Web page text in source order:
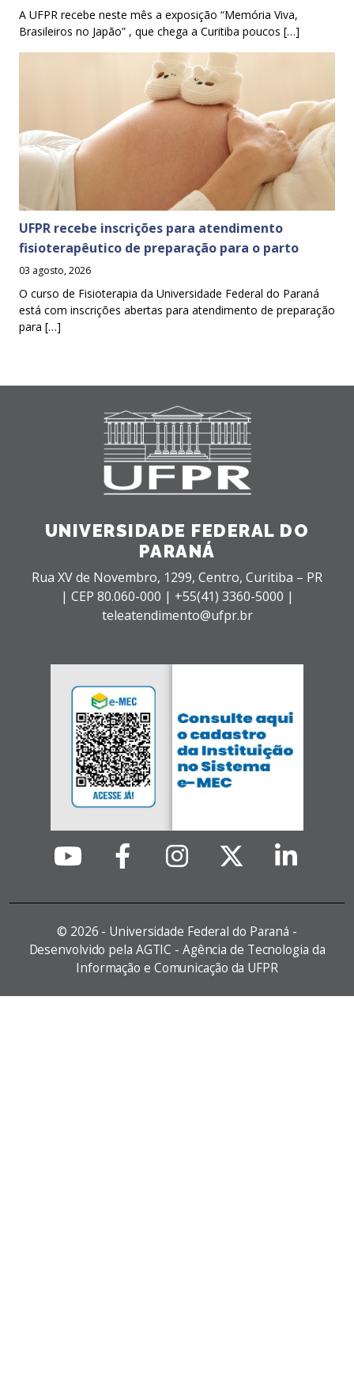
A UFPR recebe neste mês a exposição “Memória Viva,
Brasileiros no Japão” , que chega a Curitiba poucos […]
UFPR recebe inscrições para atendimento
fisioterapêutico de preparação para o parto
03 agosto, 2026
O curso de Fisioterapia da Universidade Federal do Paraná
está com inscrições abertas para atendimento de preparação
para […]
UNIVERSIDADE FEDERAL DO
PARANÁ
Rua XV de Novembro, 1299, Centro, Curitiba – PR
| CEP 80.060-000 | +55(41) 3360-5000 |
teleatendimento@ufpr.br
© 2026 - Universidade Federal do Paraná -
Desenvolvido pela AGTIC - Agência de Tecnologia da
Informação e Comunicação da UFPR